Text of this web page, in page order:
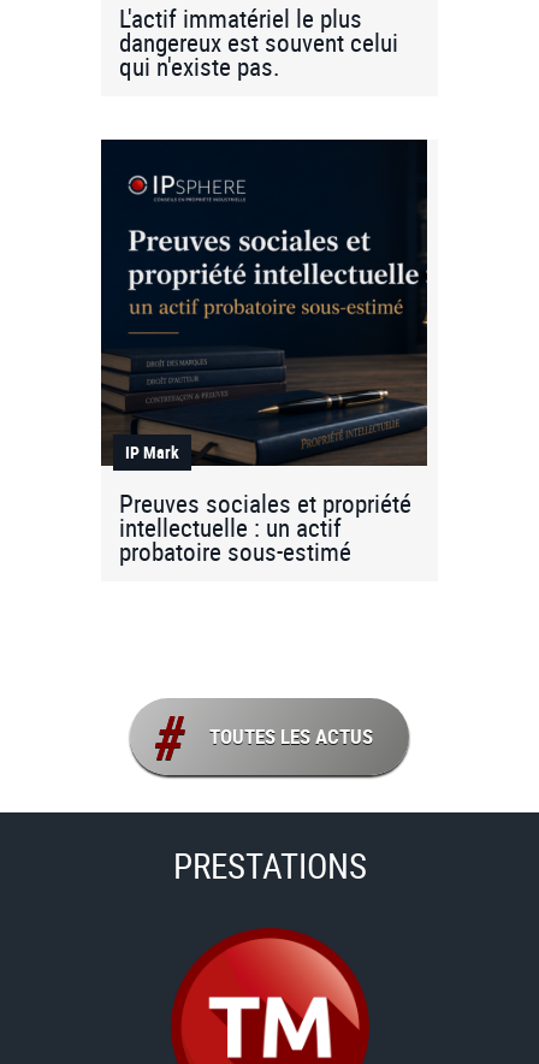
L'actif immatériel le plus
dangereux est souvent celui
qui n'existe pas.
IP Mark
Preuves sociales et propriété
intellectuelle : un actif
probatoire sous-estimé
TOUTES LES ACTUS
PRESTATIONS